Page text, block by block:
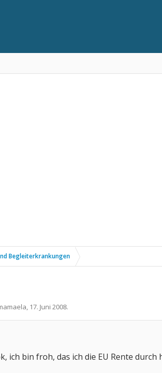
Begleiterkrankungen
, 17. Juni 2008.
ich bin froh, das ich die EU Rente